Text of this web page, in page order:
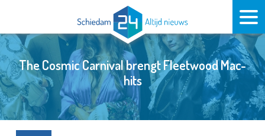
The Cosmic Carnival brengt Fleetwood Mac-
hits